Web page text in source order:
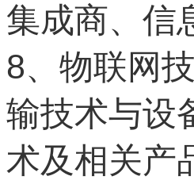
集成商、信
8、物联网
输技术与设
术及相关产